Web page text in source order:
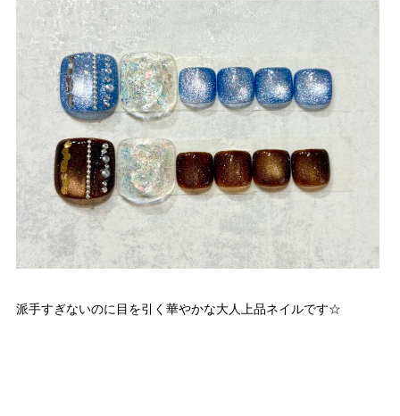
派手すぎないのに目を引く華やかな大人上品ネイルです☆